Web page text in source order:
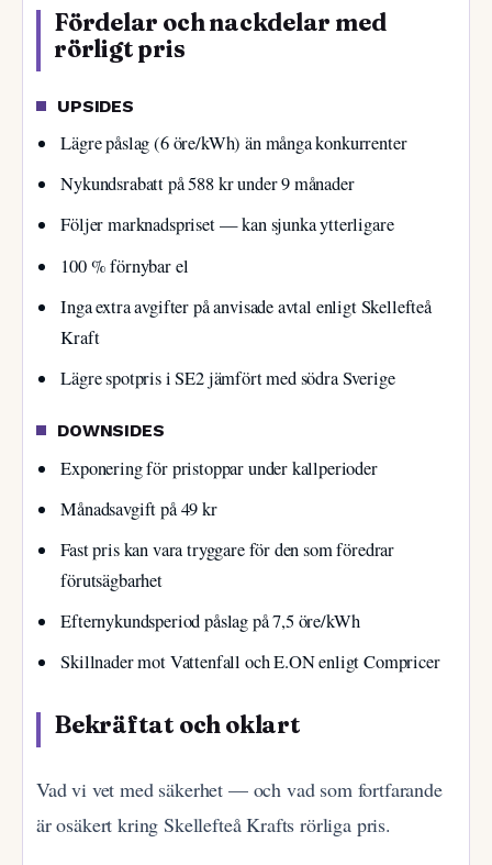
Fördelar och nackdelar med
rörligt pris
UPSIDES
Lägre påslag (6 öre/kWh) än många konkurrenter
Nykundsrabatt på 588 kr under 9 månader
Följer marknadspriset — kan sjunka ytterligare
100 % förnybar el
Inga extra avgifter på anvisade avtal enligt Skellefteå
Kraft
Lägre spotpris i SE2 jämfört med södra Sverige
DOWNSIDES
Exponering för pristoppar under kallperioder
Månadsavgift på 49 kr
Fast pris kan vara tryggare för den som föredrar
förutsägbarhet
Efternykundsperiod påslag på 7,5 öre/kWh
Skillnader mot Vattenfall och E.ON enligt Compricer
Bekräftat och oklart
Vad vi vet med säkerhet — och vad som fortfarande
är osäkert kring Skellefteå Krafts rörliga pris.